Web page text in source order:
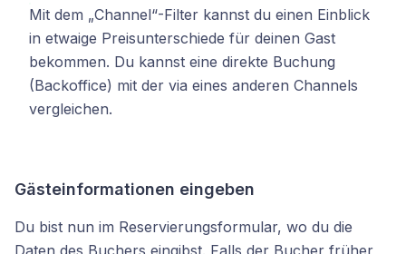
Mit dem „Channel“-Filter kannst du einen Einblick
in etwaige Preisunterschiede für deinen Gast
bekommen. Du kannst eine direkte Buchung
(Backoffice) mit der via eines anderen Channels
vergleichen.
Gästeinformationen eingeben
Du bist nun im Reservierungsformular, wo du die
Daten des Buchers eingibst. Falls der Bucher früher